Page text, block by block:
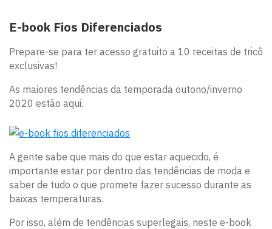
E-book Fios Diferenciados
Prepare-se para ter acesso gratuito a 10 receitas de tricô
exclusivas!
As maiores tendências da temporada outono/inverno
2020 estão aqui.
A gente sabe que mais do que estar aquecido, é
importante estar por dentro das tendências de moda e
saber de tudo o que promete fazer sucesso durante as
baixas temperaturas.
Por isso, além de tendências superlegais, neste e-book